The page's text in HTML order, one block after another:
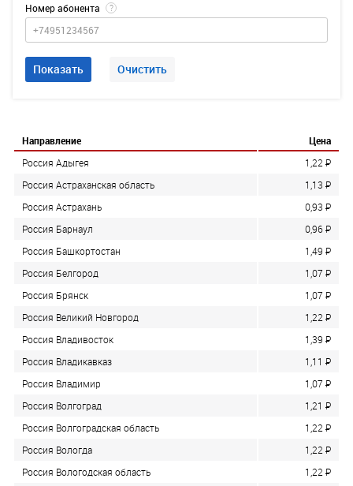
Номер абонента ?
Показать Очистить
Направление
Цена
Россия Адыгея
1,22 P
Россия Астраханская область
1,13 P
Россия Астрахань
0,93 P
Россия Барнаул
0,96P
Россия Башкортостан
1,49 P
Россия Белгород
1,07 P
Россия Брянск
1,07 P
Россия Великий Новгород
1,22 P
Россия Владивосток
1,39 P
Россия Владикавказ
1,11 P
Россия Владимир
1,07 P
Россия Волгоград
1,21 P
Россия Волгоградская область
1,22 P
Россия Вологда
1,22 P
Россия Вологодская область
1,22 P